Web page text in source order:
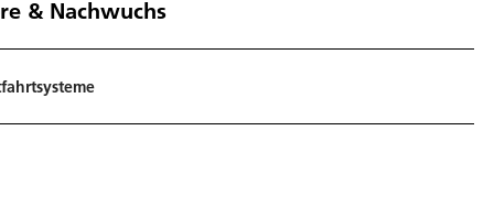
& Nachwuchs